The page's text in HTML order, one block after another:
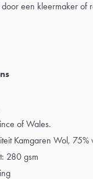
een kleermaker of
of Wales.
Kamgaren Wol, 75%
280 gsm